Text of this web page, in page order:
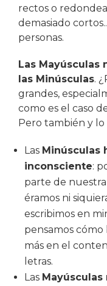
rectos o
demasiado
personas.
Las Mayúsculas
las Minúsculas.
grandes,
como es el caso
Pero también y
Las Minúsculas
inconsciente:
parte de
éramos ni
escribimos en
pensamos cómo
más en el
letras.
Las